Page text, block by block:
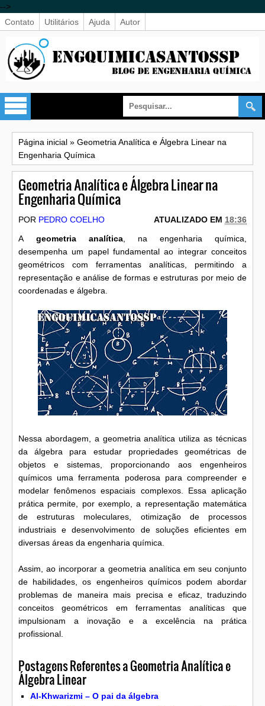
-->
Contato
Utilitários Ajuda Autor
Página inicial » Geometria Analítica e Álgebra Linear na
Engenharia Química
Geometria Analítica e Álgebra Linear na
Engenharia Química
POR PEDRO COELHO ATUALIZADO EM 18:36
A geometria analítica , na engenharia química,
desempenha um papel fundamental ao integrar conceitos
geométricos com ferramentas analíticas, permitindo a
representação e análise de formas e estruturas por meio de
coordenadas e álgebra.
Nessa abordagem, a geometria analítica utiliza as técnicas
da álgebra para estudar propriedades geométricas de
objetos e sistemas, proporcionando aos engenheiros
químicos uma ferramenta poderosa para compreender e
modelar fenômenos espaciais complexos. Essa aplicação
prática permite, por exemplo, a representação matemática
de estruturas moleculares, otimização de processos
industriais e desenvolvimento de soluções eficientes em
diversas áreas da engenharia química.
Assim, ao incorporar a geometria analítica em seu conjunto
de habilidades, os engenheiros químicos podem abordar
problemas de maneira mais precisa e eficaz, traduzindo
conceitos geométricos em ferramentas analíticas que
impulsionam a inovação e a excelência na prática
profissional.
Postagens Referentes a Geometria Analítica e
Álgebra Linear
Al-Khwarizmi – O pai da álgebra